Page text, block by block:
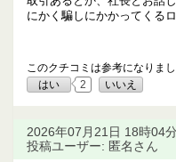
にかく騙しにかかってくる
このクチコミは参考になりま
はい
2 いいえ
2026年07月21日 18時04
投稿ユーザー: 匿名さん